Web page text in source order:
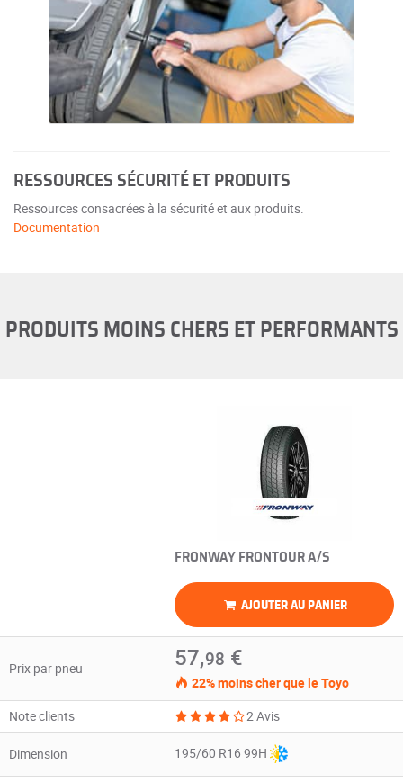
RESSOURCES SÉCURITÉ ET PRODUITS
Ressources consacrées à la sécurité et aux produits.
Documentation
PRODUITS MOINS CHERS ET PERFORMANTS
FRONWAY FRONTOUR A/S
AJOUTER AU PANIER
Prix par pneu 57,98 €
22% moins cher que le Toyo
Note clients
2 Avis
Dimension 195/60 R16 99H